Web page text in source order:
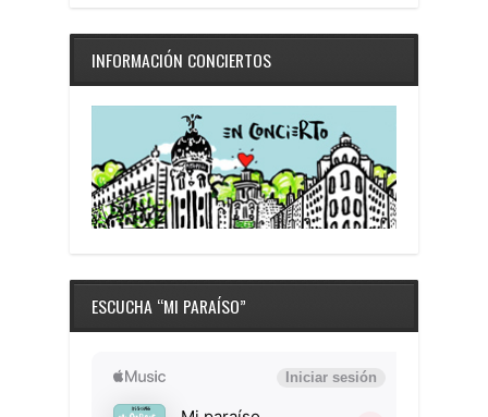
INFORMACIÓN CONCIERTOS
ESCUCHA “MI PARAÍSO”